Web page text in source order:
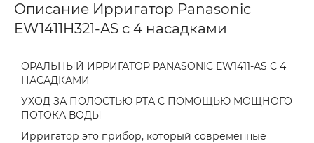
Описание Ирригатор Panasonic
EW1411H321-AS с 4 насадками
ОРАЛЬНЫЙ ИРРИГАТОР PANASONIC EW1411-AS С 4
НАСАДКАМИ
УХОД ЗА ПОЛОСТЬЮ РТА С ПОМОЩЬЮ МОЩНОГО
ПОТОКА ВОДЫ
Ирригатор это прибор, который современные